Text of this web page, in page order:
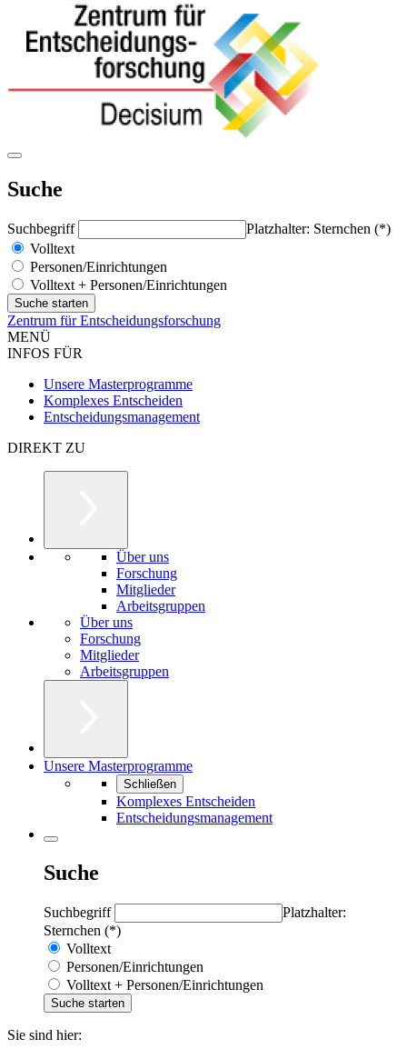
Suche
Suchbegriff
Platzhalter: Sternchen (*)
Volltext
Personen/Einrichtungen
Volltext + Personen/Einrichtungen
Zentrum für Entscheidungsforschung
MENÜ
INFOS FÜR
Unsere Masterprogramme
Komplexes Entscheiden
Entscheidungsmanagement
DIREKT ZU
Über uns
Forschung
Mitglieder
Arbeitsgruppen
Über uns
Forschung
Mitglieder
Arbeitsgruppen
Unsere Masterprogramme
Schließen
Komplexes Entscheiden
Entscheidungsmanagement
Suche
Suchbegriff
Platzhalter:
Sternchen (*)
Volltext
Personen/Einrichtungen
Volltext + Personen/Einrichtungen
Sie sind hier: